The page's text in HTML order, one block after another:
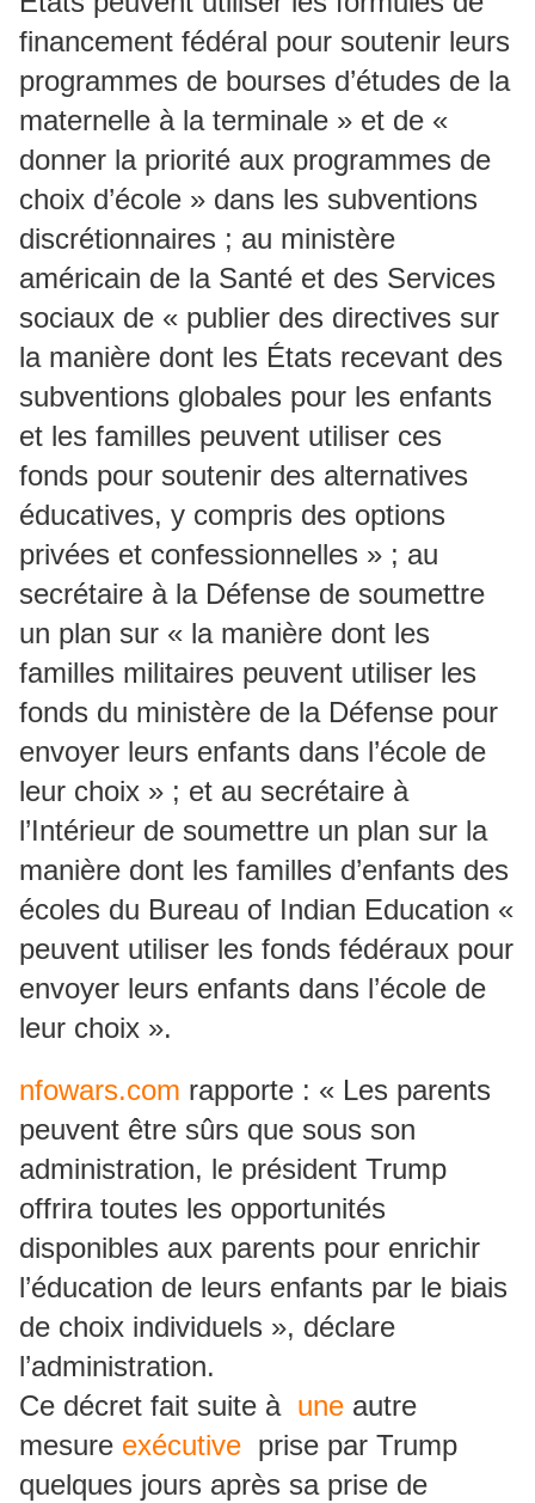
financement fédéral pour soutenir leurs
programmes de bourses d’études de la
maternelle à la terminale » et de «
donner la priorité aux programmes de
choix d’école » dans les subventions
discrétionnaires ; au ministère
américain de la Santé et des Services
sociaux de « publier des directives sur
la manière dont les États recevant des
subventions globales pour les enfants
et les familles peuvent utiliser ces
fonds pour soutenir des alternatives
éducatives, y compris des options
privées et confessionnelles » ; au
secrétaire à la Défense de soumettre
un plan sur « la manière dont les
familles militaires peuvent utiliser les
fonds du ministère de la Défense pour
envoyer leurs enfants dans l’école de
leur choix » ; et au secrétaire à
l’Intérieur de soumettre un plan sur la
manière dont les familles d’enfants des
écoles du Bureau of Indian Education «
peuvent utiliser les fonds fédéraux pour
envoyer leurs enfants dans l’école de
leur choix ».
nfowars.com rapporte : « Les parents
peuvent être sûrs que sous son
administration, le président Trump
offrira toutes les opportunités
disponibles aux parents pour enrichir
l’éducation de leurs enfants par le biais
de choix individuels », déclare
l’administration.
Ce décret fait suite à une autre
mesure exécutive prise par Trump
quelques jours après sa prise de